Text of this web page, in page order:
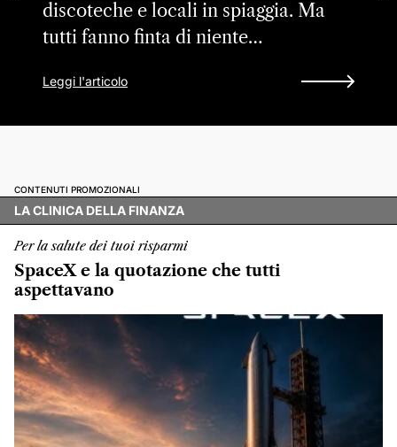
discoteche e locali in spiaggia. Ma
tutti fanno finta di niente…
Leggi l'articolo
CONTENUTI PROMOZIONALI
LA CLINICA DELLA FINANZA
Per la salute dei tuoi risparmi
SpaceX e la quotazione che tutti
aspettavano